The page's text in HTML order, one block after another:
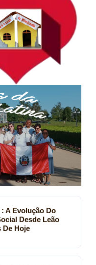
A Evolução Do
Desde Leão
De Hoje